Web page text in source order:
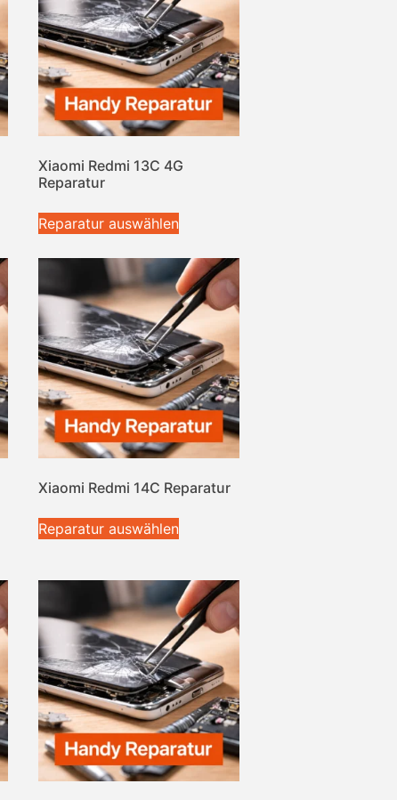
Xiaomi Redmi 13C 4G
Reparatur
Reparatur auswählen
Xiaomi Redmi 14C Reparatur
Reparatur auswählen